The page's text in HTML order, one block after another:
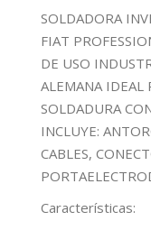
SOLDADORA
FIAT
DE USO
ALEMANA IDEAL
SOLDADURA
INCLUYE:
CABLES,
Características: